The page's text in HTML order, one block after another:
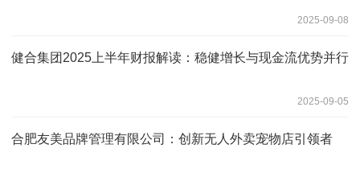
2025-09-08
健合集团2025上半年财报解读：稳健增长与现金流优势并行
2025-09-05
合肥友美品牌管理有限公司：创新无人外卖宠物店引领者